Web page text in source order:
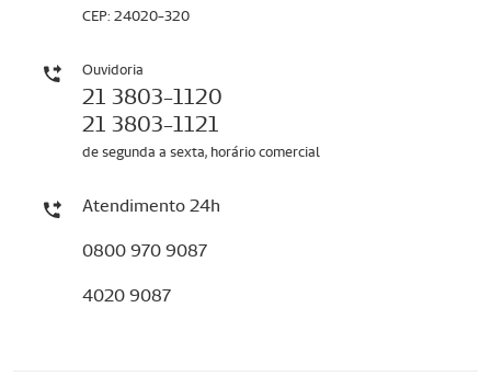
CEP: 24020-320
Ouvidoria
21 3803-1120
21 3803-1121
de segunda a sexta, horário comercial
Atendimento 24h
0800 970 9087
4020 9087